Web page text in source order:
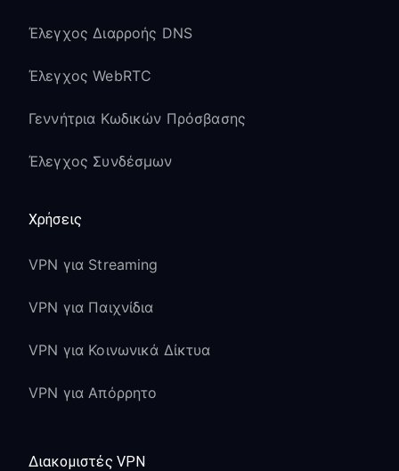
Έλεγχος Διαρροής DNS
Έλεγχος WebRTC
Γεννήτρια Κωδικών Πρόσβασης
Έλεγχος Συνδέσμων
Χρήσεις
VPN για Streaming
VPN για Παιχνίδια
VPN για Κοινωνικά Δίκτυα
VPN για Απόρρητο
Διακομιστές VPN